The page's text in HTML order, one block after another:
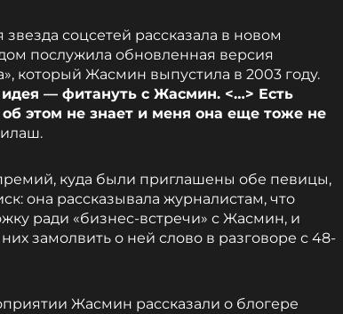
соцсетей рассказала в новом
послужила обновленная версия
который Жасмин выпустила в 2003 году.
— фитануть с Жасмин. <…> Есть
этом не знает и меня она еще тоже не
куда были приглашены обе певицы,
она рассказывала журналистам, что
ради «бизнес-встречи» с Жасмин, и
замолвить о ней слово в разговоре с 48-
Жасмин рассказали о блогере